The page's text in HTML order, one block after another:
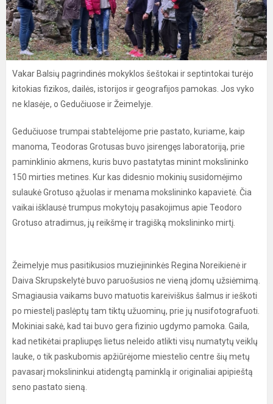
Vakar Balsių pagrindinės mokyklos šeštokai ir septintokai turėjo
kitokias fizikos, dailės, istorijos ir geografijos pamokas. Jos vyko
ne klasėje, o Gedučiuose ir Žeimelyje.
Gedučiuose trumpai stabtelėjome prie pastato, kuriame, kaip
manoma, Teodoras Grotusas buvo įsirengęs laboratoriją, prie
paminklinio akmens, kuris buvo pastatytas minint mokslininko
150 mirties metines. Kur kas didesnio mokinių susidomėjimo
sulaukė Grotuso ąžuolas ir menama mokslininko kapavietė. Čia
vaikai išklausė trumpus mokytojų pasakojimus apie Teodoro
Grotuso atradimus, jų reikšmę ir tragišką mokslininko mirtį.
Žeimelyje mus pasitikusios muziejininkės Regina Noreikienė ir
Daiva Skrupskelytė buvo paruošusios ne vieną įdomų užsiėmimą.
Smagiausia vaikams buvo matuotis kareiviškus šalmus ir ieškoti
po miestelį paslėptų tam tiktų užuominų, prie jų nusifotografuoti.
Mokiniai sakė, kad tai buvo gera fizinio ugdymo pamoka. Gaila,
kad netikėtai prapliupęs lietus neleido atlikti visų numatytų veiklų
lauke, o tik paskubomis apžiūrėjome miestelio centre šių metų
pavasarį mokslininkui atidengtą paminklą ir originaliai apipieštą
seno pastato sieną.